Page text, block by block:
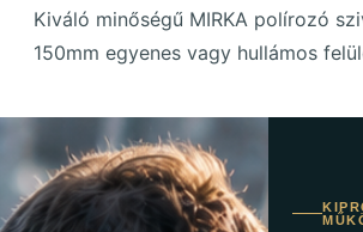
Kiváló minőségű MIRKA polírozó
150mm egyenes vagy hullámos